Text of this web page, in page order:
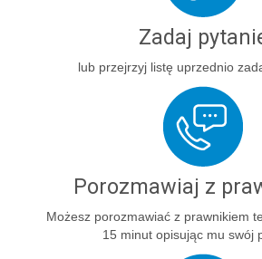
Zadaj
lub przejrzyj listę uprzednio
Porozmawiaj z
Możesz porozmawiać z prawnikiem
15 minut opisując mu swój